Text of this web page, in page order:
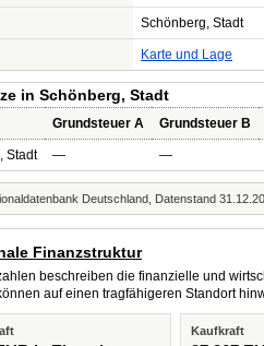
Schönberg, Stadt
Karte und Lage
in Schönberg, Stadt
Grundsteuer A Grundsteuer B
Stadt — —
Deutschland, Datenstand
Finanzstruktur
beschreiben die finanzielle und
auf einen tragfähigeren Standort
Kaufkraft